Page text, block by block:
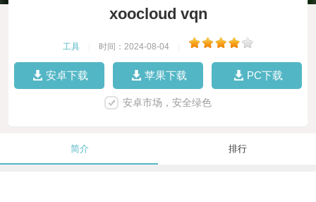
xoocloud vqn
工具 时间：2024-08-04
安卓下载 苹果下载 PC下载
安卓市场，安全绿色
简介 排行